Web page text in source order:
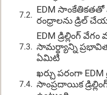
EDM సాంకేతికతతో
రంధ్రాలను డ్రిల్
EDM డ్రిల్లింగ్
సామర్థ్యాన్ని
ఏమిటి
ఖర్చు పరంగా EDM
సాంప్రదాయిక